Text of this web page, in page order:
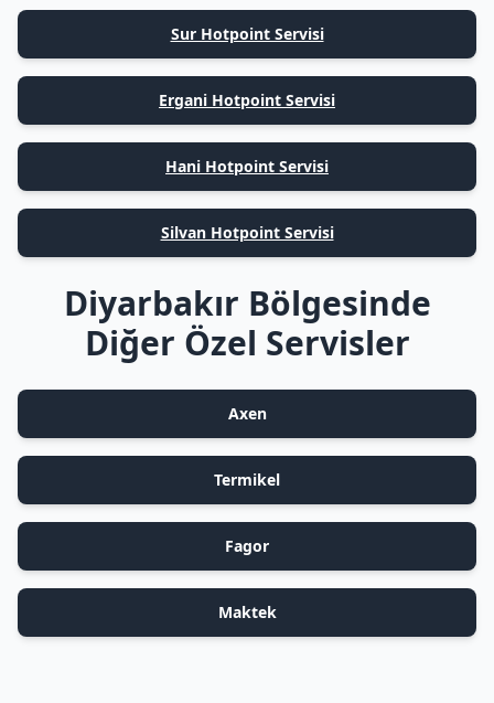
Sur Hotpoint Servisi
Ergani Hotpoint Servisi
Hani Hotpoint Servisi
Silvan Hotpoint Servisi
Diyarbakır Bölgesinde
Diğer Özel Servisler
Axen
Termikel
Fagor
Maktek